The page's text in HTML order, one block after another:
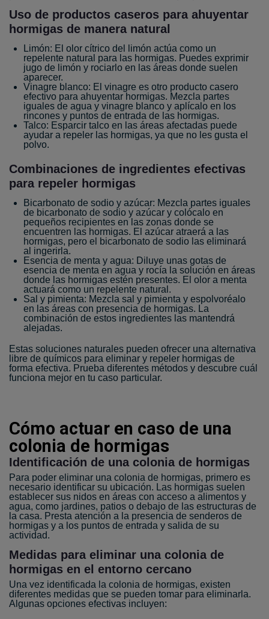
Uso de productos caseros para ahuyentar
hormigas de manera natural
Limón: El olor cítrico del limón actúa como un
repelente natural para las hormigas. Puedes exprimir
jugo de limón y rociarlo en las áreas donde suelen
aparecer.
Vinagre blanco: El vinagre es otro producto casero
efectivo para ahuyentar hormigas. Mezcla partes
iguales de agua y vinagre blanco y aplícalo en los
rincones y puntos de entrada de las hormigas.
Talco: Esparcir talco en las áreas afectadas puede
ayudar a repeler las hormigas, ya que no les gusta el
polvo.
Combinaciones de ingredientes efectivas
para repeler hormigas
Bicarbonato de sodio y azúcar: Mezcla partes iguales
de bicarbonato de sodio y azúcar y colócalo en
pequeños recipientes en las zonas donde se
encuentren las hormigas. El azúcar atraerá a las
hormigas, pero el bicarbonato de sodio las eliminará
al ingerirla.
Esencia de menta y agua: Diluye unas gotas de
esencia de menta en agua y rocía la solución en áreas
donde las hormigas estén presentes. El olor a menta
actuará como un repelente natural.
Sal y pimienta: Mezcla sal y pimienta y espolvoréalo
en las áreas con presencia de hormigas. La
combinación de estos ingredientes las mantendrá
alejadas.
Estas soluciones naturales pueden ofrecer una alternativa
libre de químicos para eliminar y repeler hormigas de
forma efectiva. Prueba diferentes métodos y descubre cuál
funciona mejor en tu caso particular.
Cómo actuar en caso de una
colonia de hormigas
Identificación de una colonia de hormigas
Para poder eliminar una colonia de hormigas, primero es
necesario identificar su ubicación. Las hormigas suelen
establecer sus nidos en áreas con acceso a alimentos y
agua, como jardines, patios o debajo de las estructuras de
la casa. Presta atención a la presencia de senderos de
hormigas y a los puntos de entrada y salida de su
actividad.
Medidas para eliminar una colonia de
hormigas en el entorno cercano
Una vez identificada la colonia de hormigas, existen
diferentes medidas que se pueden tomar para eliminarla.
Algunas opciones efectivas incluyen: